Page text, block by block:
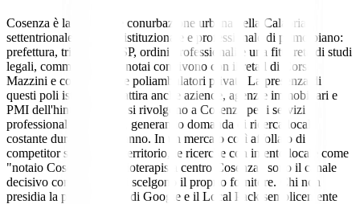
Cosenza è la principale conurbazione urbana della Calabria
settentrionale e un hub istituzionale e professionale di primo piano:
prefettura, tribunale, ASP, ordini professionali e una fitta rete di studi
legali, commercialisti e notai convivono con il retail di Corso
Mazzini e con cliniche e poliambulatori privati. La presenza di
questi poli istituzionali attira anche aziende, agenzie immobiliari e
PMI dell'hinterland che si rivolgono a Cosenza per i servizi
professionali e giuridici, generando domanda di ricerca locale
costante durante tutto l'anno. In un mercato così affollato di
competitor sullo stesso territorio, le ricerche con intento locale come
"notaio Cosenza" o "fisioterapista centro Cosenza" sono il canale
decisivo con cui i clienti scelgono il proprio fornitore. Chi non
presidia la prima pagina di Google e il Local Pack semplicemente